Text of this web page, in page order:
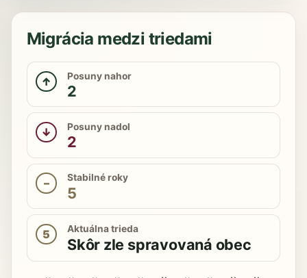
Migrácia medzi triedami
↑ Posuny nahor
2
↓ Posuny nadol
2
– Stabilné roky
5
5 Aktuálna trieda
Skôr zle spravovaná obec